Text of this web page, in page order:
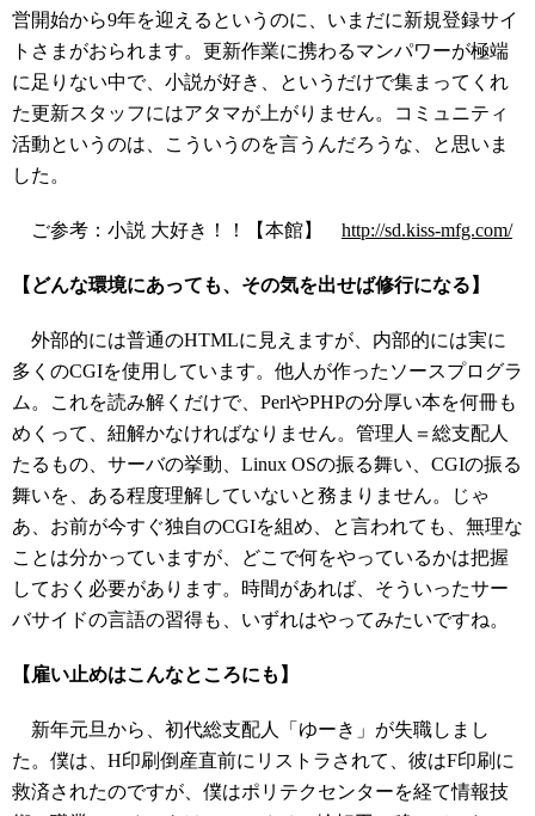
営開始から9年を迎えるというのに、いまだに新規登録サイ
トさまがおられます。更新作業に携わるマンパワーが極端
に足りない中で、小説が好き、というだけで集まってくれ
た更新スタッフにはアタマが上がりません。コミュニティ
活動というのは、こういうのを言うんだろうな、と思いま
した。
ご参考：小説 大好き！！【本館】 http://sd.kiss-mfg.com/
【どんな環境にあっても、その気を出せば修行になる】
外部的には普通のHTMLに見えますが、内部的には実に
多くのCGIを使用しています。他人が作ったソースプログラ
ム。これを読み解くだけで、PerlやPHPの分厚い本を何冊も
めくって、紐解かなければなりません。管理人＝総支配人
たるもの、サーバの挙動、Linux OSの振る舞い、CGIの振る
舞いを、ある程度理解していないと務まりません。じゃ
あ、お前が今すぐ独自のCGIを組め、と言われても、無理な
ことは分かっていますが、どこで何をやっているかは把握
しておく必要があります。時間があれば、そういったサー
バサイドの言語の習得も、いずれはやってみたいですね。
【雇い止めはこんなところにも】
新年元旦から、初代総支配人「ゆーき」が失職しまし
た。僕は、H印刷倒産直前にリストラされて、彼はF印刷に
救済されたのですが、僕はポリテクセンターを経て情報技